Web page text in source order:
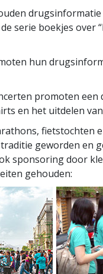
serie boekjes over
hun
promoten een
en het uitdelen
fietstochten
geworden en
sponsoring door
gehouden: